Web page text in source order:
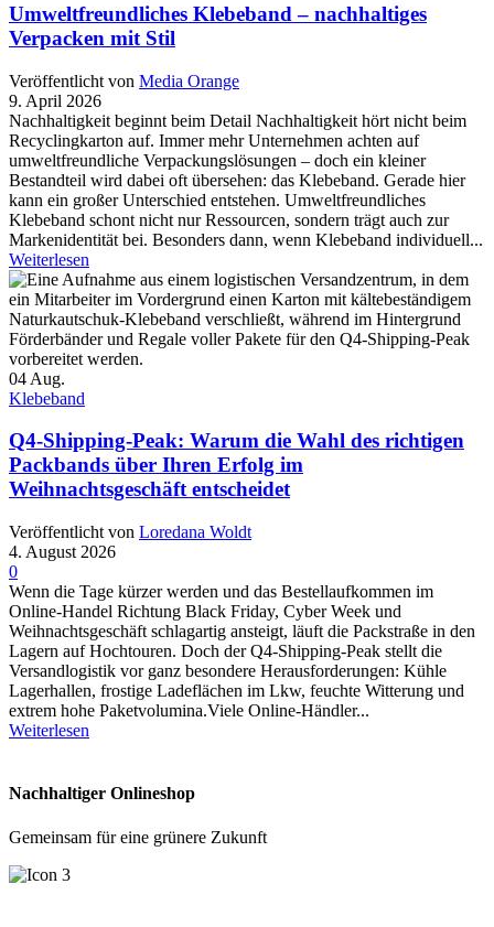
Umweltfreundliches Klebeband – nachhaltiges
Verpacken mit Stil
Veröffentlicht von Media Orange
9. April 2026
Nachhaltigkeit beginnt beim Detail Nachhaltigkeit hört nicht beim
Recyclingkarton auf. Immer mehr Unternehmen achten auf
umweltfreundliche Verpackungslösungen – doch ein kleiner
Bestandteil wird dabei oft übersehen: das Klebeband. Gerade hier
kann ein großer Unterschied entstehen. Umweltfreundliches
Klebeband schont nicht nur Ressourcen, sondern trägt auch zur
Markenidentität bei. Besonders dann, wenn Klebeband individuell...
Weiterlesen
04 Aug.
Klebeband
Q4-Shipping-Peak: Warum die Wahl des richtigen
Packbands über Ihren Erfolg im
Weihnachtsgeschäft entscheidet
Veröffentlicht von Loredana Woldt
4. August 2026
0
Wenn die Tage kürzer werden und das Bestellaufkommen im
Online-Handel Richtung Black Friday, Cyber Week und
Weihnachtsgeschäft schlagartig ansteigt, läuft die Packstraße in den
Lagern auf Hochtouren. Doch der Q4-Shipping-Peak stellt die
Versandlogistik vor ganz besondere Herausforderungen: Kühle
Lagerhallen, frostige Ladeflächen im Lkw, feuchte Witterung und
extrem hohe Paketvolumina.Viele Online-Händler...
Weiterlesen
Nachhaltiger Onlineshop
Gemeinsam für eine grünere Zukunft